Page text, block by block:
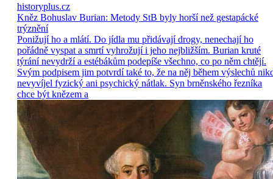
historyplus.cz
Kněz Bohuslav Burian: Metody StB byly horší než gestapácké
trýznění
Ponižují ho a mlátí. Do jídla mu přidávají drogy, nenechají ho
pořádně vyspat a smrtí vyhrožují i jeho nejbližším. Burian kruté
týrání nevydrží a estébákům podepíše všechno, co po něm chtějí.
Svým podpisem jim potvrdí také to, že na něj během výslechů
nevyvíjel fyzický ani psychický nátlak. Syn brněnského řezníka
chce být knězem a